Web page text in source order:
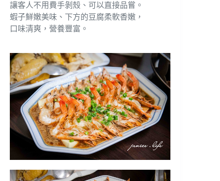
讓客人不用費手剝殼、可以直接品嘗。
蝦子鮮嫩美味、下方的豆腐柔軟香嫩，
口味清爽，營養豐富。